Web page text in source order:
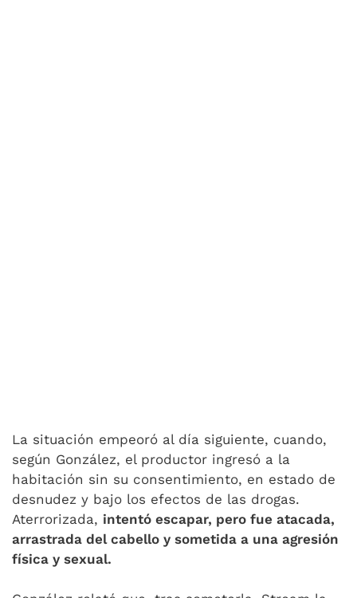
La situación empeoró al día siguiente, cuando,
según González, el productor ingresó a la
habitación sin su consentimiento, en estado de
desnudez y bajo los efectos de las drogas.
Aterrorizada, intentó escapar, pero fue atacada,
arrastrada del cabello y sometida a una agresión
física y sexual.